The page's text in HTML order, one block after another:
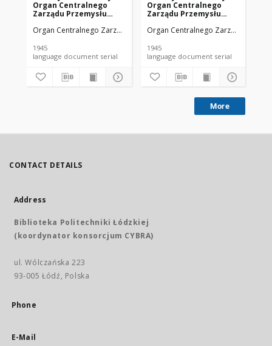
Organ Centralnego
Zarządu Przemysłu
R. 1 Nr 1 (1945)
Organ Centralnego Zarządu Przemysłu Chemicznego w Polsce
1945
language document serial
Organ Centralnego
Zarządu Przemysłu
R. 1 Nr 4 (1945)
Organ Centralnego Zarządu
1945
language document serial
More
CONTACT DETAILS
Address
Biblioteka Politechniki Łódzkiej
(koordynator konsorcjum CYBRA)
ul. Wólczańska 223
93-005 Łódź, Polska
Phone
E-Mail